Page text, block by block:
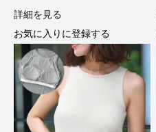
詳細を見る
お気に入りに登録する